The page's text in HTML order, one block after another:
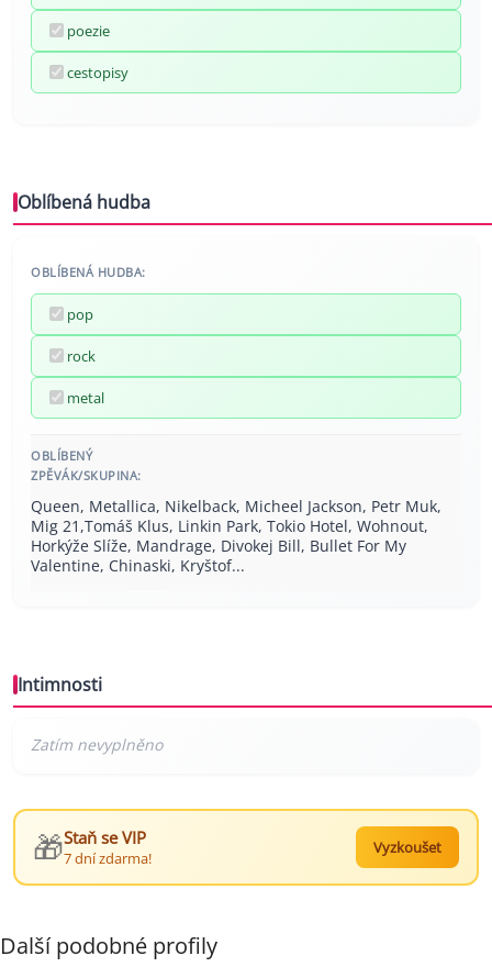
poezie
cestopisy
Oblíbená hudba
OBLÍBENÁ HUDBA:
pop
rock
metal
OBLÍBENÝ
ZPĚVÁK/SKUPINA:
Queen, Metallica, Nikelback, Micheel Jackson, Petr Muk,
Mig 21,Tomáš Klus, Linkin Park, Tokio Hotel, Wohnout,
Horkýže Slíže, Mandrage, Divokej Bill, Bullet For My
Valentine, Chinaski, Kryštof...
Intimnosti
🎁Staň se VIP
7 dní zdarma!
Vyzkoušet
Další podobné profily